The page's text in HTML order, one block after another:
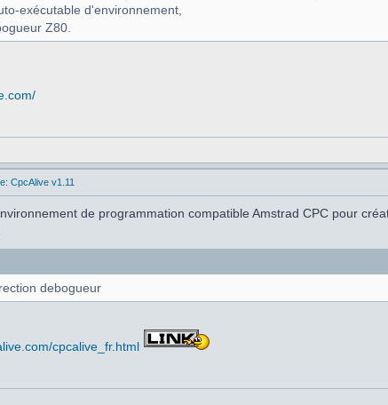
exécutable d'environnement,
Z80.
CpcAlive v1.11
de programmation compatible Amstrad CPC pour
debogueur
cpcalive_fr.html